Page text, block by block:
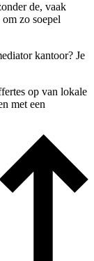
de, vaak
zo soepel
kantoor? Je
op van lokale
met een